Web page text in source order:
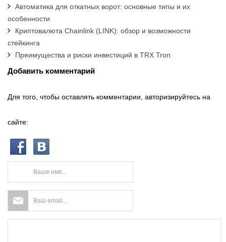
Автоматика для откатных ворот: основные типы и их
особенности
Криптовалюта Chainlink (LINK): обзор и возможности
стейкинга
Преимущества и риски инвестиций в TRX Tron
Добавить комментарий
Для того, чтобы оставлять комментарии, авторизируйтесь на
сайте: